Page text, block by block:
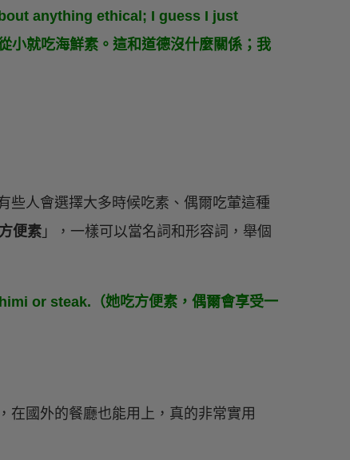
anything ethical; I guess I just
就吃海鮮素。這和道德沒什麼關係；我
些人會選擇大多時候吃素、偶爾吃葷這種
方便素 」，一樣可以當名詞和形容詞，舉個
or steak.（她吃方便素，偶爾會享受一
在國外的餐廳也能用上，真的非常實用